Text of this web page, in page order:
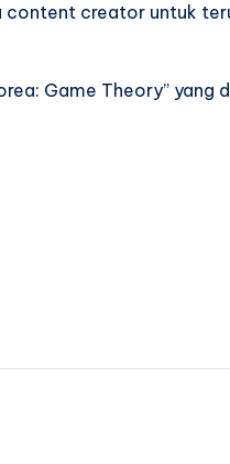
creator untuk
Game Theory”